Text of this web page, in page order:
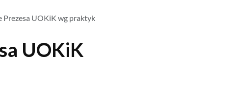
Prezesa UOKiK wg praktyk
UOKiK